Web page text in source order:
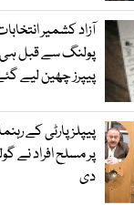
آزاد کشمیر
پولنگ سے قبل ہی
پیپرز چھین لیے
پیپلز پارٹی کے
پر مسلح افراد نے
دی